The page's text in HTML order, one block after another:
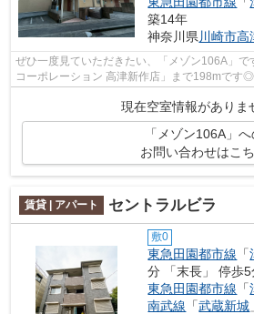
築14年
神奈川県 川崎市高
ぜひ一度見ていただきたい、「メゾン106A」
コーポレーション 高津新作店」まで198mです
現在空室情報がありま
「メゾン106A」へ
お問い合わせはこ
賃貸 | アパート セントラルビラ
敷0
東急田園都市線 「
分 「末長」 停歩5
東急田園都市線 「
南武線 「武蔵新城